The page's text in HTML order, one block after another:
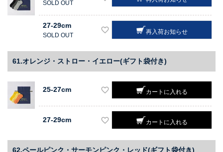
SOLD OUT
27-29cm
SOLD OUT 再入荷お知らせ
61.オレンジ・ストロー・イエロー(ギフト袋付き)
25-27cm カートに入れる
27-29cm カートに入れる
62.ペールピンク・サーモンピンク・レッド(ギフト袋付き)